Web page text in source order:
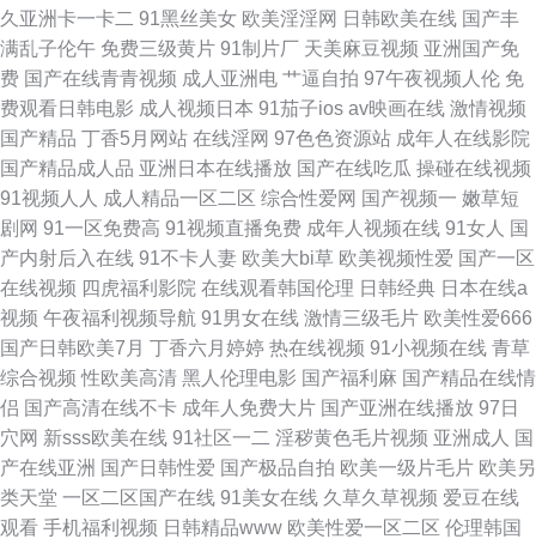
91 97中文字幕欧美 亚洲特黄 日韩黄色片 欧美性生话 黄色仓库com 黑丝美
女喷水 丁香视频一区二区 在线免费观看电影网站 色淫av淫 人人摸人人操人
人 亚洲影院俺去也小说 黑丝精品一区二区三区 狼干网综合 二级色片 婷婷六
月天视频 人人妻人人操人人舔 欧美大片精品一品二品 亚洲精品夜夜爽 草草
狠狠77 伊人香蕉 成人在线播放 www鲁妹子av 豆花91视频 福利91 黄色亚洲
3600tv91 2014国产精品 人人妻人人色 人妻少妇一区二区三区 男女一级性交
老司机天堂福利 久操成人网 九么免费美女91 wwwcom 亚洲色图导航 亚洲影
院俺去也小说 日韩精品在线视频 欧美老肥婆日BB 精品在线网址 国产精品色
自拍 火影忍者星光影院 操逼伊人综合网 97人人操 亚洲夜夜情网址 日韩亚洲
久亚洲卡一卡二 91黑丝美女 欧美淫淫网 日韩欧美在线 国产丰
满乱子伦午 免费三级黄片 91制片厂 天美麻豆视频 亚洲国产免
费 国产在线青青视频 成人亚洲电 艹逼自拍 97午夜视频人伦 免
费观看日韩电影 成人视频日本 91茄子ios av映画在线 激情视频
国产精品 丁香5月网站 在线淫网 97色色资源站 成年人在线影院
国产精品成人品 亚洲日本在线播放 国产在线吃瓜 操碰在线视频
91视频人人 成人精品一区二区 综合性爱网 国产视频一 嫩草短
剧网 91一区免费高 91视频直播免费 成年人视频在线 91女人 国
产内射后入在线 91不卡人妻 欧美大bi草 欧美视频性爱 国产一区
在线视频 四虎福利影院 在线观看韩国伦理 日韩经典 日本在线a
视频 午夜福利视频导航 91男女在线 激情三级毛片 欧美性爱666
国产日韩欧美7月 丁香六月婷婷 热在线视频 91小视频在线 青草
综合视频 性欧美高清 黑人伦理电影 国产福利麻 国产精品在线情
侣 国产高清在线不卡 成年人免费大片 国产亚洲在线播放 97日
穴网 新sss欧美在线 91社区一二 淫秽黄色毛片视频 亚洲成人 国
产在线亚洲 国产日韩性爱 国产极品自拍 欧美一级片毛片 欧美另
类天堂 一区二区国产在线 91美女在线 久草久草视频 爱豆在线
观看 手机福利视频 日韩精品www 欧美性爱一区二区 伦理韩国